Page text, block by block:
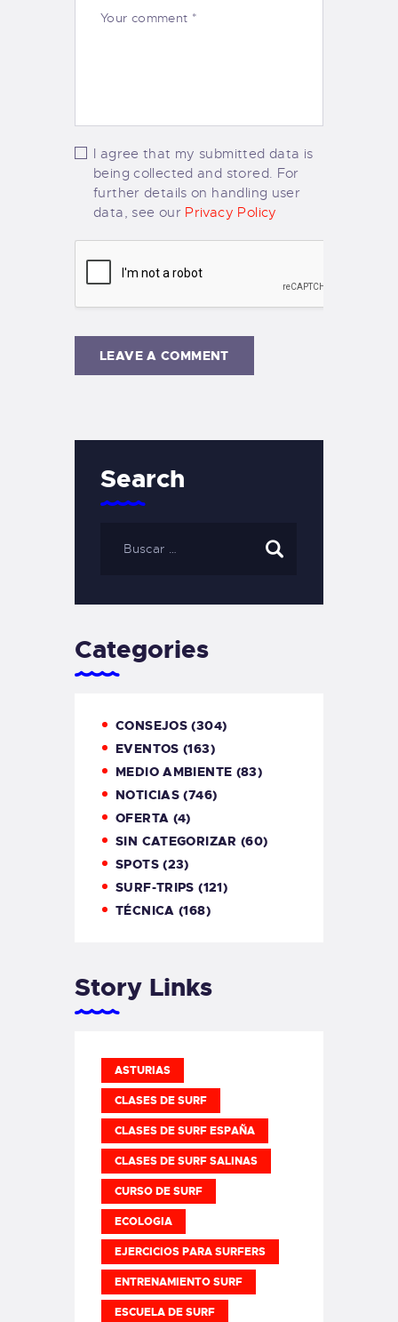
I agree that my submitted data is
being collected and stored. For
further details on handling user
data, see our Privacy Policy
Search
Categories
CONSEJOS (304)
EVENTOS (163)
MEDIO AMBIENTE (83)
NOTICIAS (746)
OFERTA (4)
SIN CATEGORIZAR (60)
SPOTS(23)
SURF-TRIPS (121)
TÉCNICA (168)
Story Links
ASTURIAS
CLASES DE SURF
CLASES DE SURF ESPAÑA
CLASES DE SURF SALINAS
CURSO DE SURF
ECOLOGIA
EJERCICIOS PARA SURFERS
ENTRENAMIENTO SURF
ESCUELA DE SURF